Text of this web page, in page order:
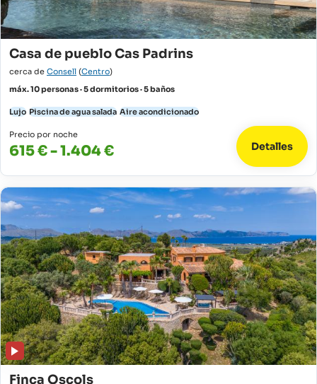
Casa de pueblo Cas Padrins
cerca de Consell (Centro)
máx. 10 personas · 5 dormitorios · 5 baños
Lujo Piscina de agua salada Aire acondicionado
Precio por noche
615 € - 1.404 € Detalles
Finca Oscols